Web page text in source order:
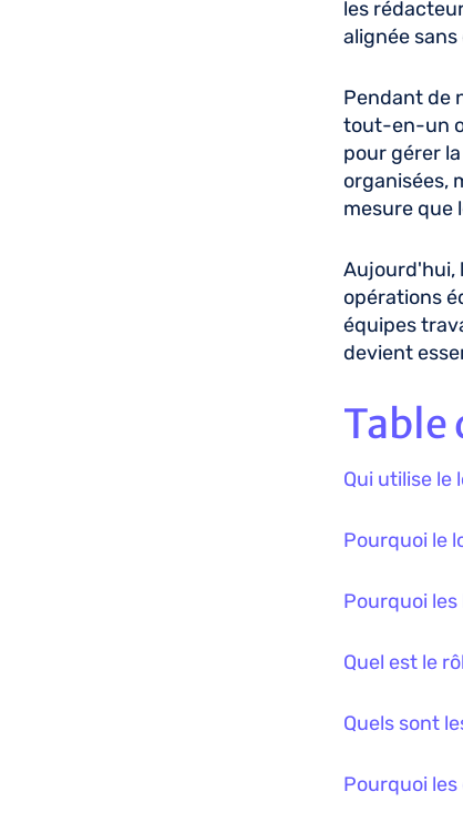
les
alignée
Pendant de
tout-en-un
pour gérer
organisées,
mesure que
Aujourd'hui,
opérations
équipes
devient
Table
Qui utilise le
Pourquoi le
Pourquoi
Quel est le
Quels sont
Pourquoi